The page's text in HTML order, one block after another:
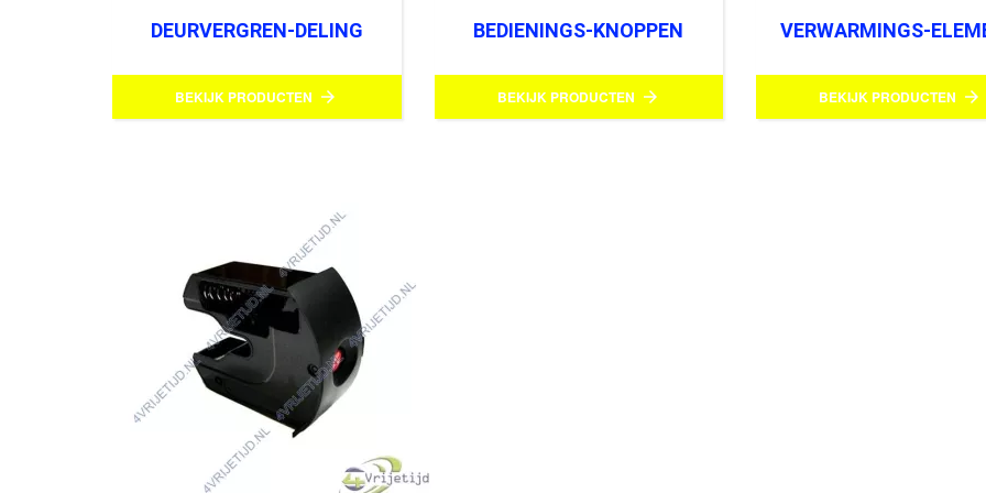
DEURVERGREN-DELING
BEKIJK PRODUCTEN 
BEDIENINGS-KNOPPEN
BEKIJK PRODUCTEN 
VERWARMINGS-
BEKIJK PRODUCTEN 